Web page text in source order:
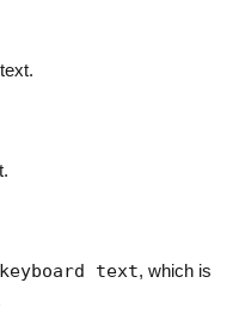
text.
keyboard text, which is